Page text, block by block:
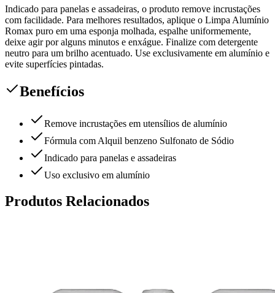
Indicado para panelas e assadeiras, o produto remove incrustações
com facilidade. Para melhores resultados, aplique o Limpa Alumínio
Romax puro em uma esponja molhada, espalhe uniformemente,
deixe agir por alguns minutos e enxágue. Finalize com detergente
neutro para um brilho acentuado. Use exclusivamente em alumínio e
evite superfícies pintadas.
Benefícios
Remove incrustações em utensílios de alumínio
Fórmula com Alquil benzeno Sulfonato de Sódio
Indicado para panelas e assadeiras
Uso exclusivo em alumínio
Produtos Relacionados